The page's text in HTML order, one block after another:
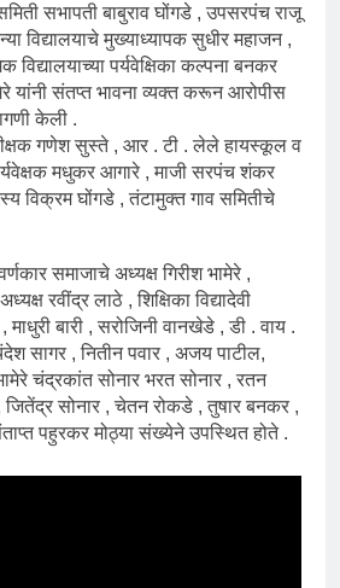
सभापती बाबुराव घोंगडे , उपसरपंच राजू
विद्यालयाचे मुख्याध्यापक सुधीर महाजन ,
विद्यालयाच्या पर्यवेक्षिका कल्पना बनकर
यांनी संतप्त भावना व्यक्त करून आरोपीस
केली .
गणेश सुस्ते , आर . टी . लेले हायस्कूल व
मधुकर आगारे , माजी सरपंच शंकर
विक्रम घोंगडे , तंटामुक्त गाव समितीचे
समाजाचे अध्यक्ष गिरीश भामेरे ,
रवींद्र लाठे , शिक्षिका विद्यादेवी
माधुरी बारी , सरोजिनी वानखेडे , डी . वाय .
सागर , नितीन पवार , अजय पाटील,
चंद्रकांत सोनार भरत सोनार , रतन
जितेंद्र सोनार , चेतन रोकडे , तुषार बनकर ,
पहुरकर मोठ्या संख्येने उपस्थित होते .